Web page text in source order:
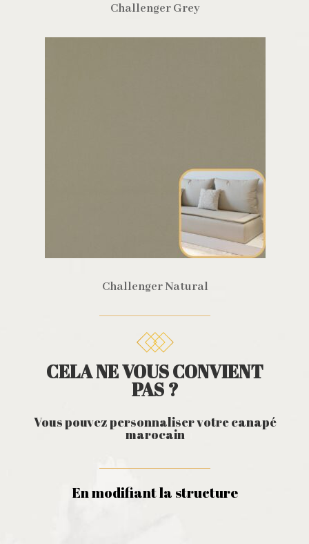
Challenger Grey
Challenger Natural
CELA NE VOUS CONVIENT
PAS ?
Vous pouvez personnaliser votre canapé
marocain
En modifiant la structure